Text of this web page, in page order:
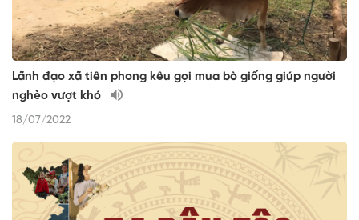
Lãnh đạo xã tiên phong kêu gọi mua bò giống giúp người
nghèo vượt khó
18/07/2022